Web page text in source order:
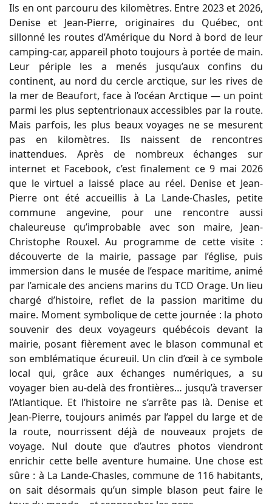
Ils en ont parcouru des kilomètres. Entre 2023 et 2026,
Denise et Jean-Pierre, originaires du Québec, ont
sillonné les routes d’Amérique du Nord à bord de leur
camping-car, appareil photo toujours à portée de main.
Leur périple les a menés jusqu’aux confins du
continent, au nord du cercle arctique, sur les rives de
la mer de Beaufort, face à l’océan Arctique — un point
parmi les plus septentrionaux accessibles par la route.
Mais parfois, les plus beaux voyages ne se mesurent
pas en kilomètres. Ils naissent de rencontres
inattendues. Après de nombreux échanges sur
internet et Facebook, c’est finalement ce 9 mai 2026
que le virtuel a laissé place au réel. Denise et Jean-
Pierre ont été accueillis à La Lande-Chasles, petite
commune angevine, pour une rencontre aussi
chaleureuse qu’improbable avec son maire, Jean-
Christophe Rouxel. Au programme de cette visite :
découverte de la mairie, passage par l’église, puis
immersion dans le musée de l’espace maritime, animé
par l’amicale des anciens marins du TCD Orage. Un lieu
chargé d’histoire, reflet de la passion maritime du
maire. Moment symbolique de cette journée : la photo
souvenir des deux voyageurs québécois devant la
mairie, posant fièrement avec le blason communal et
son emblématique écureuil. Un clin d’œil à ce symbole
local qui, grâce aux échanges numériques, a su
voyager bien au-delà des frontières… jusqu’à traverser
l’Atlantique. Et l’histoire ne s’arrête pas là. Denise et
Jean-Pierre, toujours animés par l’appel du large et de
la route, nourrissent déjà de nouveaux projets de
voyage. Nul doute que d’autres photos viendront
enrichir cette belle aventure humaine. Une chose est
sûre : à La Lande-Chasles, commune de 116 habitants,
on sait désormais qu’un simple blason peut faire le